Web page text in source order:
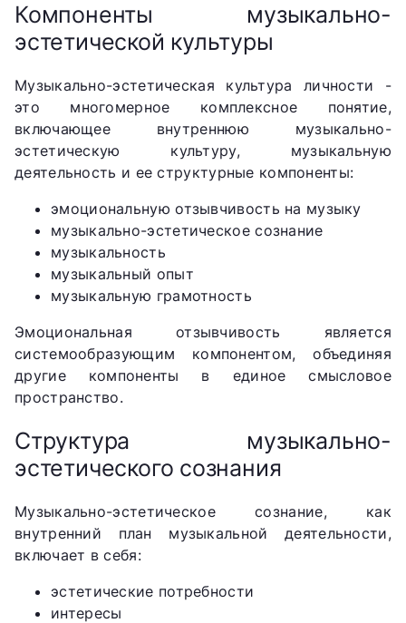
Компоненты музыкально-
эстетической культуры
Музыкально-эстетическая культура личности -
это многомерное комплексное понятие,
включающее внутреннюю музыкально-
эстетическую культуру, музыкальную
деятельность и ее структурные компоненты:
эмоциональную отзывчивость на музыку
музыкально-эстетическое сознание
музыкальность
музыкальный опыт
музыкальную грамотность
Эмоциональная отзывчивость является
системообразующим компонентом, объединяя
другие компоненты в единое смысловое
пространство.
Структура музыкально-
эстетического сознания
Музыкально-эстетическое сознание, как
внутренний план музыкальной деятельности,
включает в себя:
эстетические потребности
интересы